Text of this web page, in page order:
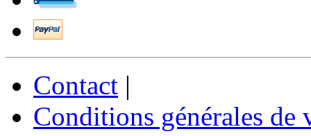
Contact |
Conditions générales de